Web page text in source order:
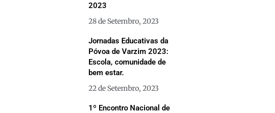
2023
28 de Setembro, 2023
Jornadas Educativas da
Póvoa de Varzim 2023:
Escola, comunidade de
bem estar.
22 de Setembro, 2023
1º Encontro Nacional de